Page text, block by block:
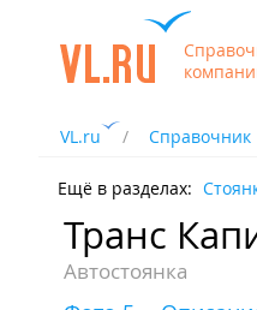
VL.ru Справочник
Ещё в разделах:
Транс
Автостоянка